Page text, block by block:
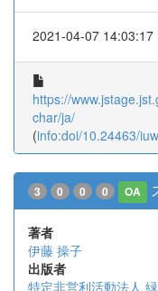
2021-04-07 14:03:17
https://
char/ja/
(info:doi/10.24463/
3 0 0 0 OA
著者
伊藤 操子
出版者
特定非営利活動法人